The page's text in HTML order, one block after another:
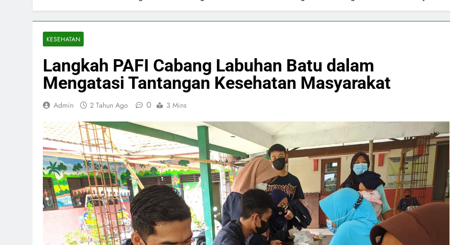
KESEHATAN
Langkah PAFI Cabang Labuhan Batu dalam
Mengatasi Tantangan Kesehatan Masyarakat
Admin 2 Tahun Ago 0 3 Mins